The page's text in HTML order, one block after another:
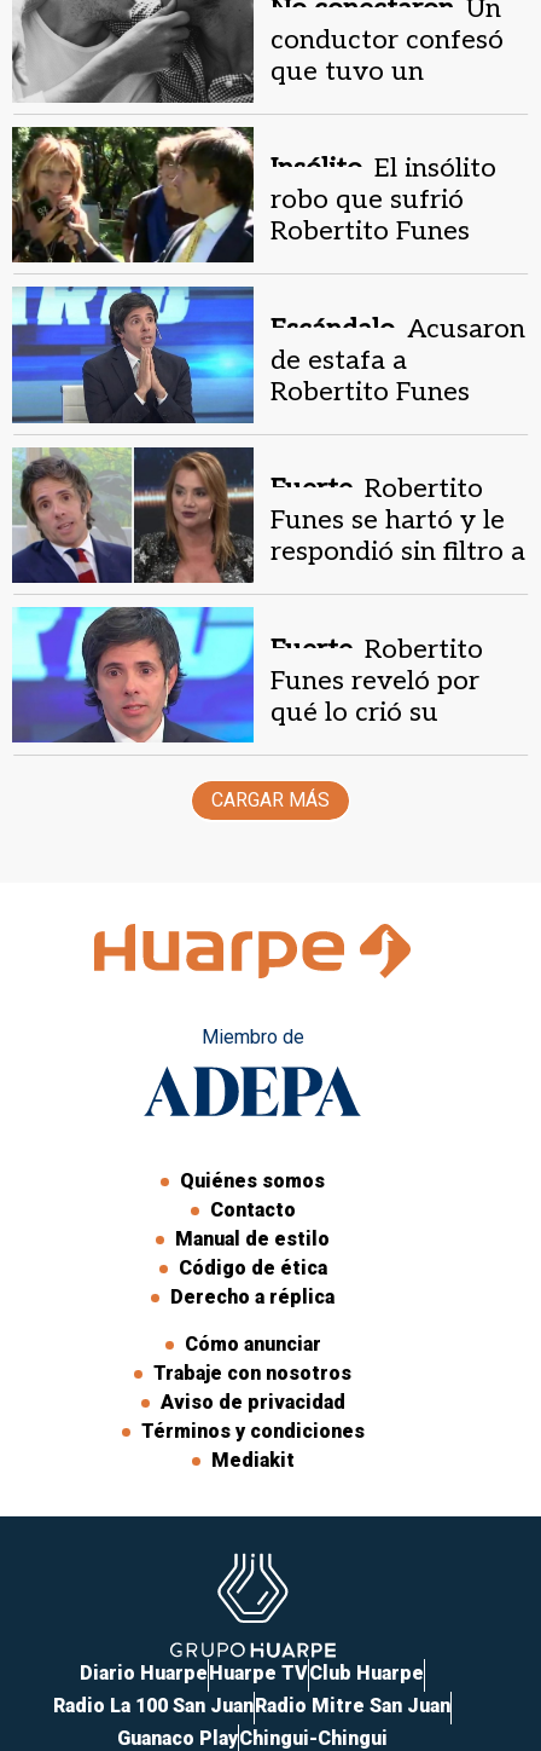
No conectaron. Un
conductor confesó
que tuvo un
Insólito. El insólito
robo que sufrió
Robertito Funes
Escándalo. Acusaron
de estafa a
Robertito Funes
Fuerte. Robertito
Funes se hartó y le
respondió sin filtro a
Fuerte. Robertito
Funes reveló por
qué lo crió su
paterno y muerte
CARGAR MÁS
Miembro de
Quiénes somos
Contacto
Manual de estilo
Código de ética
Derecho a réplica
Cómo anunciar
Trabaje con nosotros
Aviso de privacidad
Términos y condiciones
Mediakit
Diario HuarpeHuarpe TVClub Huarpe
Radio La 100 San JuanRadio Mitre San Juan
Guanaco PlayChingui-Chingui